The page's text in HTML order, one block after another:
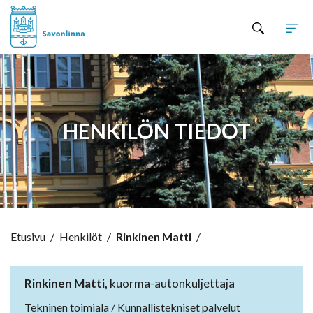
HENKILÖN TIEDOT
Etusivu / Henkilöt / Rinkinen Matti /
Rinkinen Matti, kuorma-autonkuljettaja
Tekninen toimiala / Kunnallistekniset palvelut